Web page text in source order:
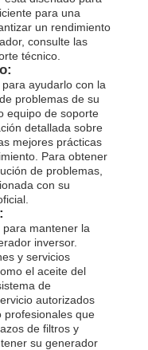
para una
un rendimiento
consulte las
técnico.
ayudarlo con la
problemas de su
equipo de soporte
detallada sobre
mejores prácticas
Para obtener
de problemas,
con su
mantener la
inversor.
y servicios
el aceite del
de
autorizados
profesionales que
de filtros y
su generador